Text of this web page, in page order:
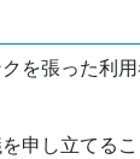
を張った利
申し立てる